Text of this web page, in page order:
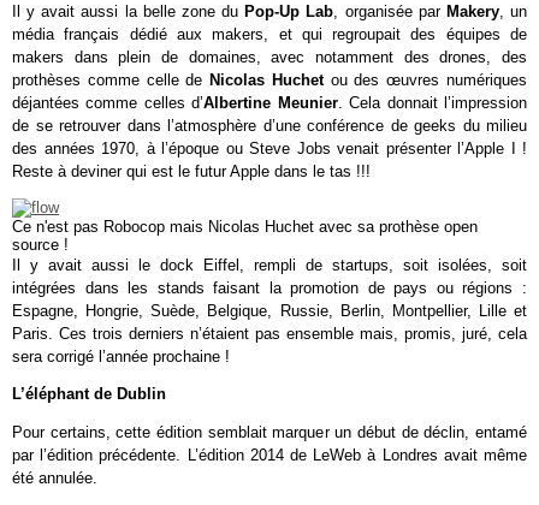
Il y avait aussi la belle zone du Pop-Up Lab , organisée par Makery, un
média français dédié aux makers, et qui regroupait des équipes de
makers dans plein de domaines, avec notamment des drones, des
prothèses comme celle de Nicolas Huchet ou des œuvres numériques
déjantées comme celles d’Albertine Meunier. Cela donnait l’impression
de se retrouver dans l’atmosphère d’une conférence de geeks du milieu
des années 1970, à l’époque ou Steve Jobs venait présenter l’Apple I !
Reste à deviner qui est le futur Apple dans le tas !!!
Ce n'est pas Robocop mais Nicolas Huchet avec sa prothèse open
source !
Il y avait aussi le dock Eiffel, rempli de startups, soit isolées, soit
intégrées dans les stands faisant la promotion de pays ou régions :
Espagne, Hongrie, Suède, Belgique, Russie, Berlin, Montpellier, Lille et
Paris. Ces trois derniers n’étaient pas ensemble mais, promis, juré, cela
sera corrigé l’année prochaine !
L’éléphant de Dublin
Pour certains, cette édition semblait marquer un début de déclin, entamé
par l’édition précédente. L’édition 2014 de LeWeb à Londres avait même
été annulée.